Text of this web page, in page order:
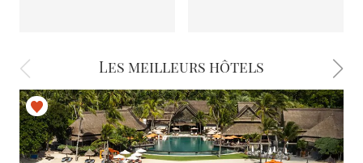
Les meilleurs hôtels